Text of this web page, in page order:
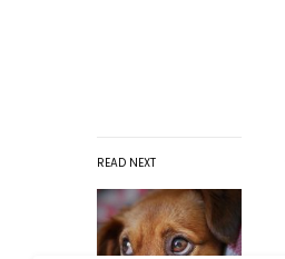
READ NEXT